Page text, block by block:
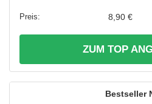
8,90 €
ZUM TOP